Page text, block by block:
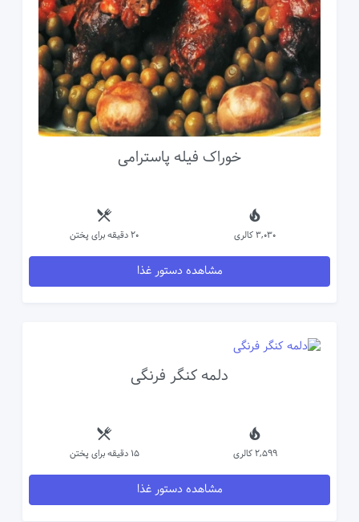
خوراک فیله پاسترامی
3,030 کالری 20 دقیقه برای پختن
مشاهده دستور غذا
دلمه کنگر فرنگی
2,599 کالری 15 دقیقه برای پختن
مشاهده دستور غذا